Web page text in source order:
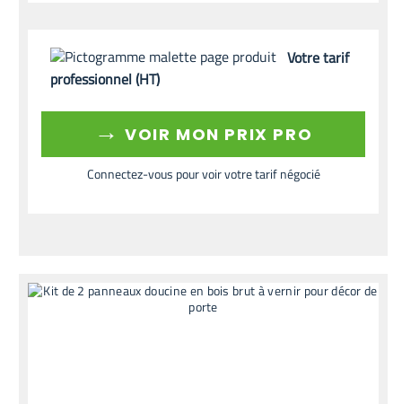
Votre tarif
professionnel (HT)
→ VOIR MON PRIX PRO
Connectez-vous pour voir votre tarif négocié